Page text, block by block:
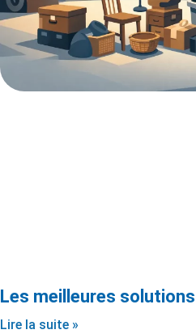
Les meilleures
Lire la suite »